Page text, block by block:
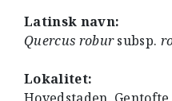
Latinsk navn:
Quercus robursubsp.
Lokalitet: